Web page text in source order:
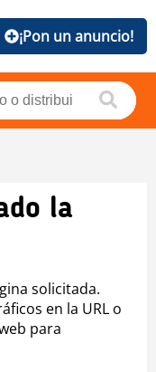
¡Pon un anuncio!
la
solicitada.
en la URL o
para